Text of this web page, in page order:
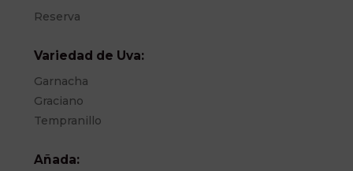
Reserva
Variedad de Uva:
Garnacha
Graciano
Tempranillo
Añada: